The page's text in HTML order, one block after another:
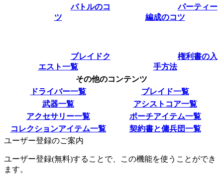
バトルのコ
ツ
パーティー
編成のコツ
ブレイドク
エスト一覧
権利書の入
手方法
その他のコンテンツ
ドライバー一覧
ブレイド一覧
武器一覧
アシストコア一覧
アクセサリー一覧
ポーチアイテム一覧
コレクションアイテム一覧
契約書と傭兵団一覧
ユーザー登録のご案内
ユーザー登録(無料)することで、この機能を使うことができ
ます。